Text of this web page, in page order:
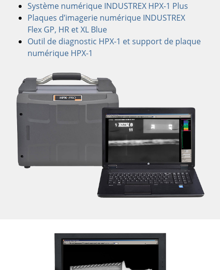
Système numérique INDUSTREX HPX-1 Plus
Plaques d’imagerie numérique INDUSTREX
Flex GP, HR et XL Blue
Outil de diagnostic HPX-1 et support de plaque
numérique HPX-1